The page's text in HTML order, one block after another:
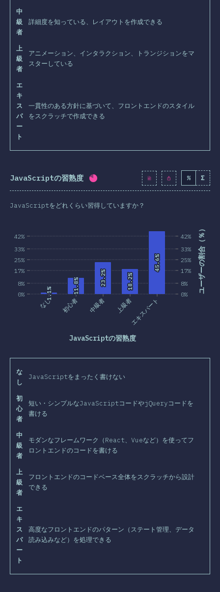
中
級
者
詳細度を知っている、レイアウトを作成できる
上
級
者
アニメーション、インタラクション、トランジションをマ
スターしている
エ
キ
ス
パ
ー
ト
一貫性のある方針に基づいて、フロントエンドのスタイル
をスクラッチで作成できる
JavaScriptの習熟度 回答記入率： 80.4 % (9236 )
% Σ
JavaScriptをどれくらい習得していますか？
0%
8%
17%
25%
33%
42% ユーザーの割合（％）
なし 初心者 中級者 上級者エキスパート
JavaScriptの習熟度
0%
8%
17%
25%
33%
42%
1.1%
1.1% 11.8%
11.8% 23.2%
23.2% 18.2%
18.2%
45.6%
45.6%
な
し
JavaScriptをまったく書けない
初
心
者
短い・シンプルなJavaScriptコードやjQueryコードを
書ける
中
級
者
モダンなフレームワーク（React、Vueなど）を使ってフ
ロントエンドのコードを書ける
上
級
者
フロントエンドのコードベース全体をスクラッチから設計
できる
エ
キ
ス
パ
ー
ト
高度なフロントエンドのパターン（ステート管理、データ
読み込みなど）を処理できる